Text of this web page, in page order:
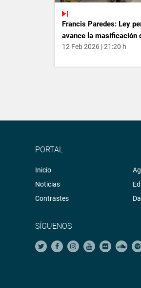
Francis Paredes: Ley
avance la masificación
12 Feb 2026 | 21:20 h
PORTAL
Inicio
Noticias
Contrastes
SÍGUENOS